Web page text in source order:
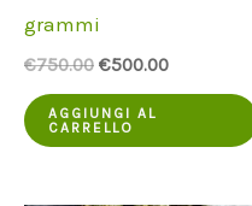
grammi
€750.00 Il
originale
era:
€500.00Il
AGGIUNGI AL
CARRELLO